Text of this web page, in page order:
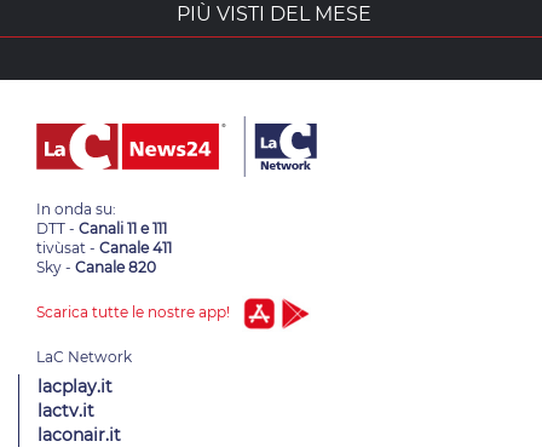
PIÙ VISTI DEL MESE
In onda su:
DTT - Canali 11 e 111
tivùsat - Canale 411
Sky - Canale 820
Scarica tutte le nostre app!
lacplay.it
lactv.it
laconair.it